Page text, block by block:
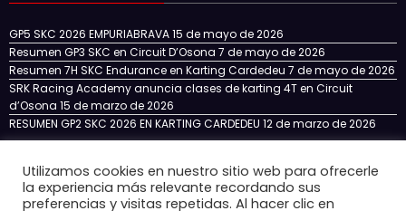
GP5 SKC 2026 EMPURIABRAVA15 de mayo de 2026
Resumen GP3 SKC en Circuit D’Osona 7 de mayo de 2026
Resumen 7H SKC Endurance en Karting Cardedeu 7 de mayo de 2026
SRK Racing Academy anuncia clases de karting 4T en Circuit
d’Osona 15 de marzo de 2026
RESUMEN GP2 SKC 2026 EN KARTING CARDEDEU 12 de marzo de 2026
Inicio NOTICIAS NUESTRO EQUIPO
SKC CATALUÑA
Utilizamos cookies en nuestro sitio web para ofrecerle
la experiencia más relevante recordando sus
preferencias y visitas repetidas. Al hacer clic en